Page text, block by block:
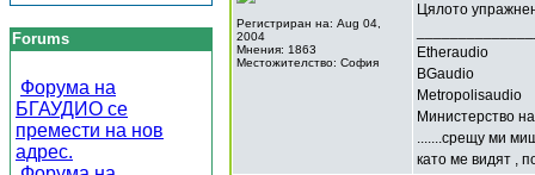
Forums
Форума на
БГАУДИО се
премести на нов
адрес.
Регистриран на: Aug 04,
2004
Мнения: 1863
Местожителство: София
Цялото
Etheraudio
BGaudio
Metropolisaudio
Министерство
.......срещу ми
като ме видят ,